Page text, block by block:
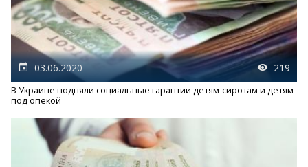
03.06.2020 219
В Украине подняли социальные гарантии детям-сиротам и детям
под опекой